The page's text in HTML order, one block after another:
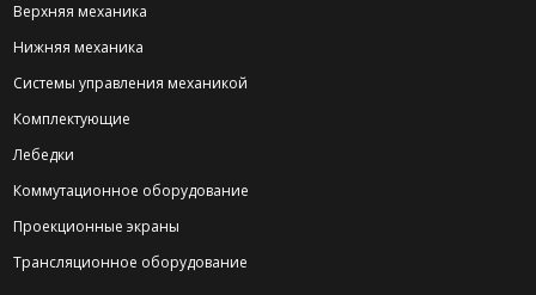
Верхняя механика
Нижняя механика
Системы управления механикой
Комплектующие
Лебедки
Коммутационное оборудование
Проекционные экраны
Трансляционное оборудование